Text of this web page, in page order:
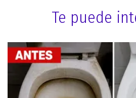
Te puede